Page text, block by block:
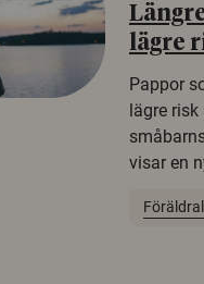
lägre
Pappor
lägre
visar en